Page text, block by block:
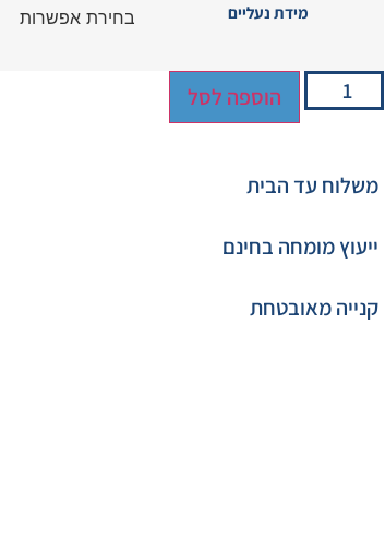
מידת נעליים
הוספה לסל
משלוח עד הבית
ייעוץ מומחה בחינם
קנייה מאובטחת